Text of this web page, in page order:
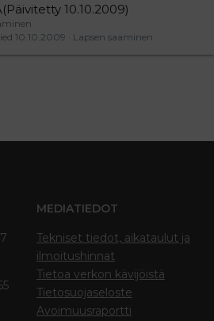
10.10.2009)
Lapsen saaminen
10.10.2009
MEDIATIEDOT
Tekniset tiedot, aikataulut ja
ilmoitushinnat
Tietoa verkon kävijöistä
Tietosuojaseloste
Avoimuusraportti